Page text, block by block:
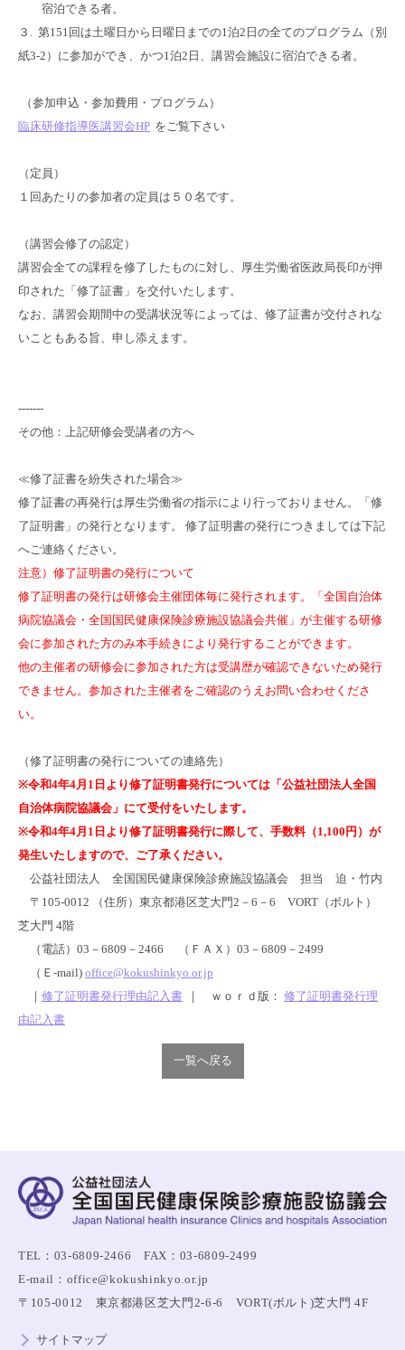
宿泊できる者。
３. 第151回は土曜日から日曜日までの1泊2日の全てのプログラム（別
紙3-2）に参加ができ、かつ1泊2日、講習会施設に宿泊できる者。
（参加申込・参加費用・プログラム）
臨床研修指導医講習会HP をご覧下さい
（定員）
１回あたりの参加者の定員は５０名です。
（講習会修了の認定）
講習会全ての課程を修了したものに対し、厚生労働省医政局長印が押
印された「修了証書」を交付いたします。
なお、講習会期間中の受講状況等によっては、修了証書が交付されな
いこともある旨、申し添えます。
-------
その他：上記研修会受講者の方へ
≪修了証書を紛失された場合≫
修了証書の再発行は厚生労働省の指示により行っておりません。「修
了証明書」の発行となります。 修了証明書の発行につきましては下記
へご連絡ください。
注意）修了証明書の発行について
修了証明書の発行は研修会主催団体毎に発行されます。「全国自治体
病院協議会・全国国民健康保険診療施設協議会共催」が主催する研修
会に参加された方のみ本手続きにより発行することができます。
他の主催者の研修会に参加された方は受講歴が確認できないため発行
できません。参加された主催者をご確認のうえお問い合わせくださ
い。
（修了証明書の発行についての連絡先）
※令和4年4月1日より修了証明書発行については「公益社団法人全国
自治体病院協議会」にて受付をいたします。
※令和4年4月1日より修了証明書発行に際して、手数料（1,100円）が
発生いたしますので、ご了承ください。
公益社団法人 全国国民健康保険診療施設協議会 担当 迫・竹内
〒105‐0012 （住所）東京都港区芝大門2－6－6 VORT（ボルト）
芝大門 4階
（電話）03－6809－2466 （ＦＡＸ）03－6809－2499
（Ｅ-mail) office@kokushinkyo.or.jp
｜ 修了証明書発行理由記入書 ｜ ｗｏｒｄ版： 修了証明書発行理
由記入書
一覧へ戻る
TEL：03-6809-2466 FAX：03-6809-2499
E-mail：office@kokushinkyo.or.jp
〒105-0012 東京都港区芝大門2-6-6 VORT(ボルト)芝大門 4F
サイトマップ